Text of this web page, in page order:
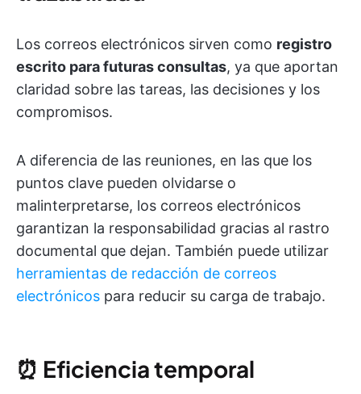
Los correos electrónicos sirven como registro
escrito para futuras consultas, ya que aportan
claridad sobre las tareas, las decisiones y los
compromisos.
A diferencia de las reuniones, en las que los
puntos clave pueden olvidarse o
malinterpretarse, los correos electrónicos
garantizan la responsabilidad gracias al rastro
documental que dejan. También puede utilizar
herramientas de redacción de correos
electrónicos para reducir su carga de trabajo.
⏰ Eficiencia temporal